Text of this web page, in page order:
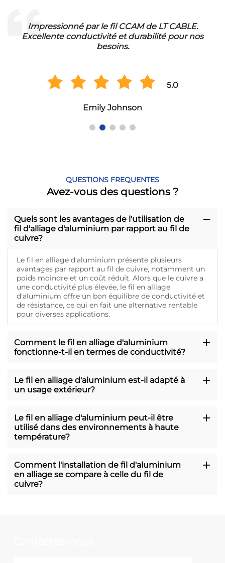
Impressionné par le fil CCAM de LT CABLE.
Excellente conductivité et durabilité pour nos
besoins.
5.0
Emily Johnson
QUESTIONS FREQUENTES
Avez-vous des questions ?
Quels sont les avantages de l'utilisation de
fil d'alliage d'aluminium par rapport au fil de
cuivre?
Le fil en alliage d'aluminium présente plusieurs
avantages par rapport au fil de cuivre, notamment un
poids moindre et un coût réduit. Alors que le cuivre a
une conductivité plus élevée, le fil en alliage
d'aluminium offre un bon équilibre de conductivité et
de résistance, ce qui en fait une alternative rentable
pour diverses applications.
Comment le fil en alliage d'aluminium
fonctionne-t-il en termes de conductivité?
Le fil en alliage d'aluminium est-il adapté à
un usage extérieur?
Le fil en alliage d'aluminium peut-il être
utilisé dans des environnements à haute
température?
Comment l'installation de fil d'aluminium
en alliage se compare à celle du fil de
cuivre?